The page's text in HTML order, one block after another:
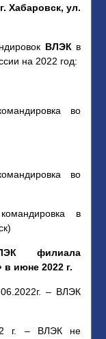
Хабаровск, ул.
ВЛЭКв
на 2022 год:
во
во
в
филиала
в июне 2022 г.
– ВЛЭК
г. – ВЛЭК не